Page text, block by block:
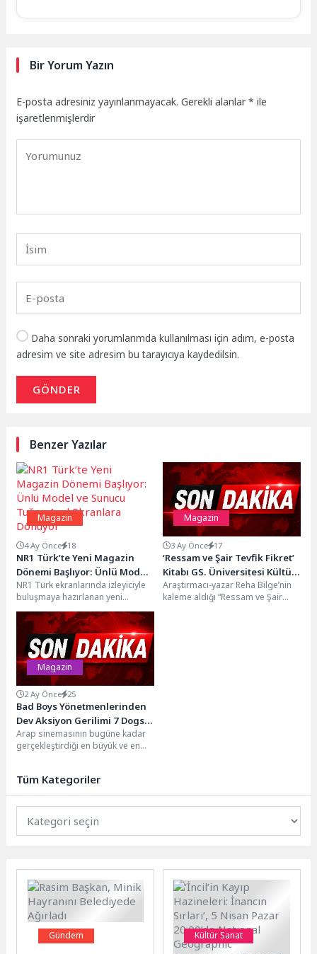
Bir Yorum Yazın
E-posta adresiniz yayınlanmayacak. Gerekli alanlar* ile
işaretlenmişlerdir
Daha sonraki yorumlarımda kullanılması için adım, e-posta
adresim ve site adresim bu tarayıcıya kaydedilsin.
GÖNDER
Benzer Yazılar
Magazin
4 Ay Önce 18
NR1 Türk’te Yeni Magazin
Dönemi Başlıyor: Ünlü Model
ve Sunucu Tuğçe Aral
Ekranlara Dönüyor
NR1 Türk ekranlarında izleyiciyle
buluşmaya hazırlanan yeni
magazin programının sunucusu
ünlü model ve sunucu Tuğçe...
Magazin
3 Ay Önce 17
‘Ressam ve Şair Tevfik Fikret’
Kitabı GS. Üniversitesi Kültür
ve Sanat Merkezindeki
Galatasaray Müzesi’nde
Araştırmacı-yazar Reha Bilge’nin
kaleme aldığı “Ressam ve Şair
Magazin
2 Ay Önce 25
Bad Boys Yönetmenlerinden
Dev Aksiyon Gerilimi 7 Dogs,
26 Haziran’da Türkiye’de
sinemalarda
Arap sinemasının bugüne kadar
gerçekleştirdiği en büyük ve en
Tüm Kategoriler
Gündem Kültür Sanat